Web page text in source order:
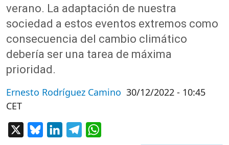
verano. La adaptación de nuestra
sociedad a estos eventos extremos como
consecuencia del cambio climático
debería ser una tarea de máxima
prioridad.
Ernesto Rodríguez Camino 30/12/2022 - 10:45
CET
BlueskyLinkedInTelegram